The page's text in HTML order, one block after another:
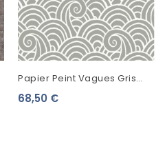
Papier Peint Vagues Gris
FD26308
68,50 €